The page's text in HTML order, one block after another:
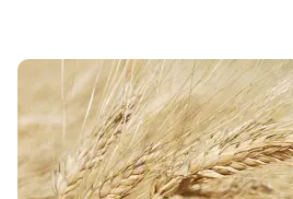
Dose d'azote sur blé dur :
rendement et taux de
La qualité du blé dur à la récolte
teneur en protéines. L...